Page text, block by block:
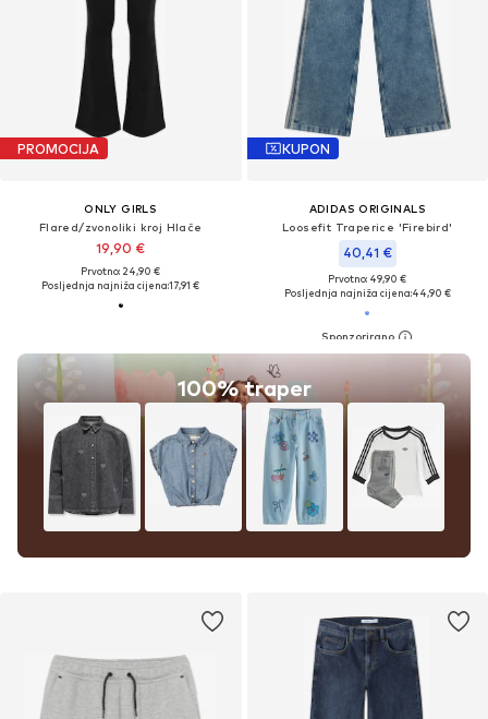
PROMOCIJA
ONLY GIRLS
Flared/zvonoliki kroj Hlače
19,90 €
Prvotno: 24,90 €
Posljednja najniža cijena:17,91 €
100% traper
KUPON
ADIDAS ORIGINALS
Loosefit Traperice 'Firebird'
40,41 €
Prvotno: 49,90 €
Posljednja najniža cijena:44,90 €